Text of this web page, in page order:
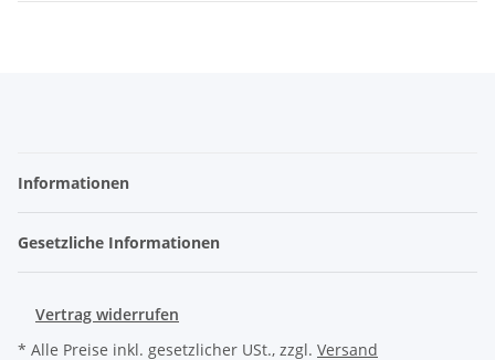
Informationen
Gesetzliche Informationen
Vertrag widerrufen
* Alle Preise inkl. gesetzlicher USt., zzgl. Versand